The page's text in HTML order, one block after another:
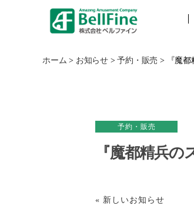
フ
ホーム > お知らせ>予約・販売 > 『魔
予約・販売
『魔都精兵
« 新しいお知らせ